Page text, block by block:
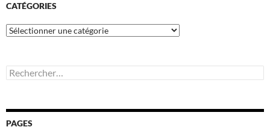
CATÉGORIES
Catégories
Rechercher :
PAGES